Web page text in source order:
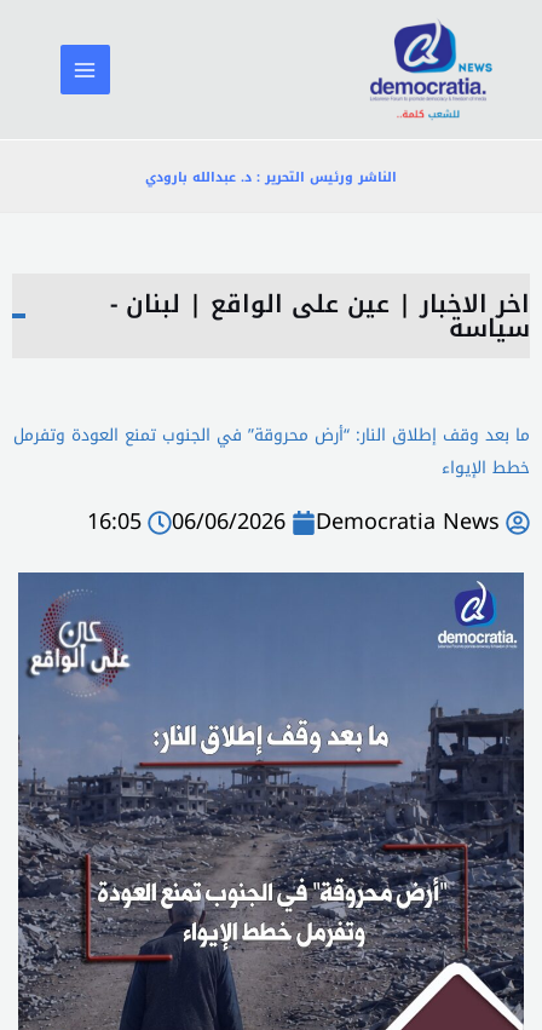
المحتوى
الناشر ورئيس التحرير : د. عبدالله بارودي
اخر الاخبار| عين على الواقع | لبنان -
سياسة
ما بعد وقف إطلاق النار: “أرض محروقة” في الجنوب تمنع العودة وتفرمل
خطط الإيواء
Democratia News
06/06/2026
16:05